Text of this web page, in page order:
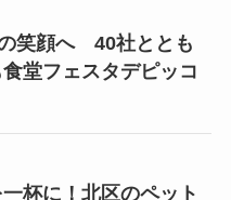
笑顔へ 40社ととも
堂フェスタデピッコ
杯に！北区のペット